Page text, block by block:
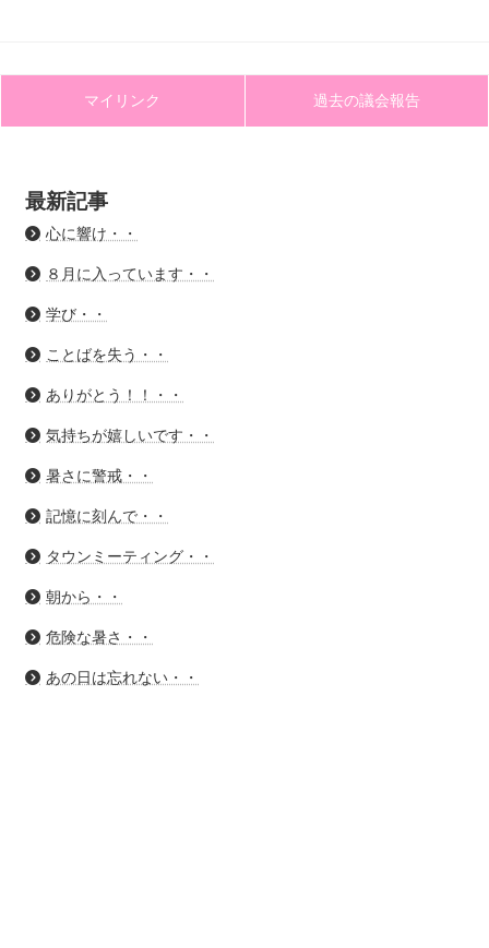
マイリンク 過去の議会報告
最新記事
心に響け・・
８月に入っています・・
学び・・
ことばを失う・・
ありがとう！！・・
気持ちが嬉しいです・・
暑さに警戒・・
記憶に刻んで・・
タウンミーティング・・
朝から・・
危険な暑さ・・
あの日は忘れない・・